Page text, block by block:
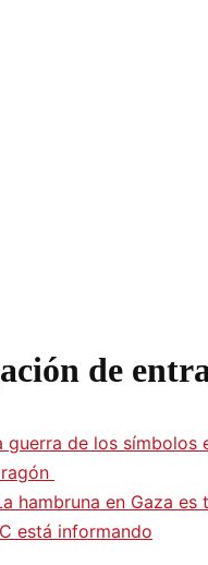
de
guerra de los símbolos
hambruna en Gaza es
está informando